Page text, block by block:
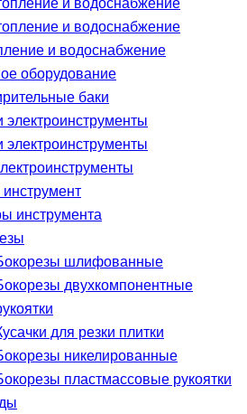
и водоснабжение
оборудование
баки
инструмента
шлифованные
двухкомпонентные
для резки плитки
никелированные
пластмассовые рукоятки